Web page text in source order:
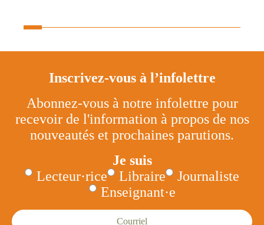
Inscrivez-vous à l’infolettre
Abonnez-vous à notre infolettre pour
recevoir de l'information à propos de nos
nouveautés et prochaines parutions.
Je suis
Lecteur·rice
Libraire
Journaliste
Enseignant·e
Courriel